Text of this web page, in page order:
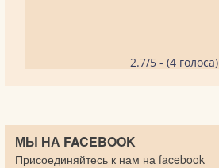
2.7/5 - (4 голоса)
МЫ НА FACEBOOK
Присоединяйтесь к нам на facebook